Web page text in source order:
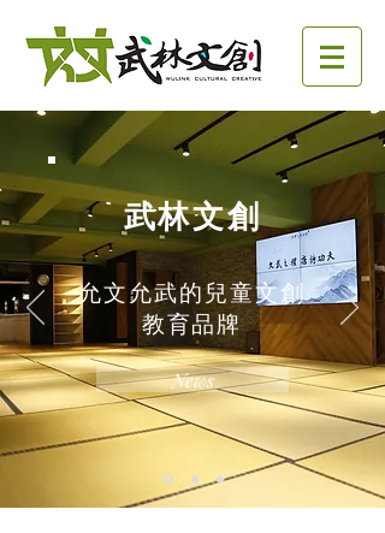
​武林文創
允文允武的兒童文創
教育品牌
News